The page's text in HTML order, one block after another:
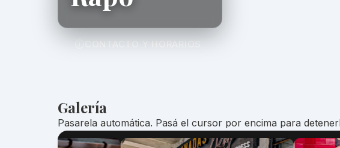
CONTACTO Y HORARIOS
Galería
Pasarela automática. Pasá el cursor por encima para